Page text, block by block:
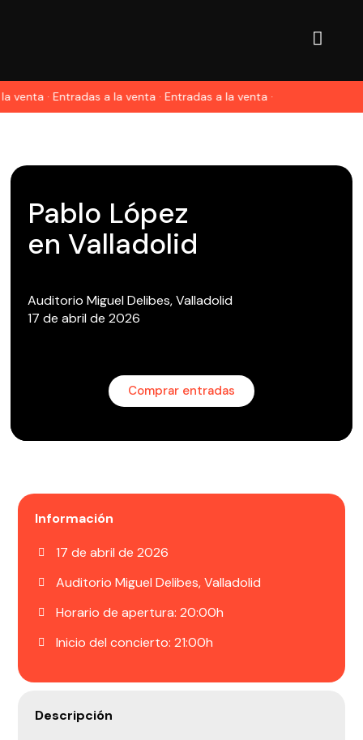
venta · Entradas a la venta · Entradas a la venta ·
Pablo López
en Valladolid
Auditorio Miguel Delibes, Valladolid
17 de abril de 2026
Comprar entradas
Información
17 de abril de 2026
Auditorio Miguel Delibes, Valladolid
Horario de apertura: 20:00h
Inicio del concierto: 21:00h
Descripción